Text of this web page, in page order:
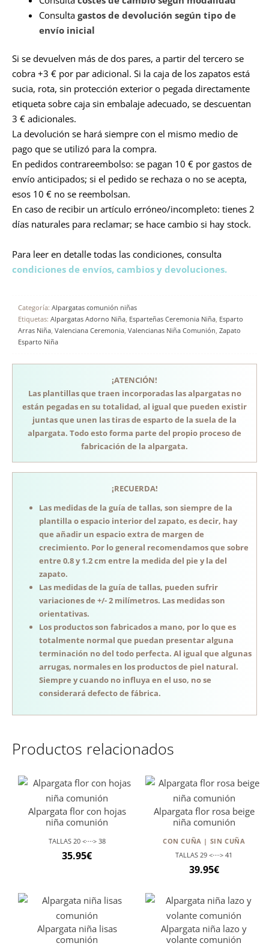
Consulta gastos de devolución según tipo de
envío inicial
Si se devuelven más de dos pares, a partir del tercero se
cobra +3 € por par adicional. Si la caja de los zapatos está
sucia, rota, sin protección exterior o pegada directamente
etiqueta sobre caja sin embalaje adecuado, se descuentan
3 € adicionales.
La devolución se hará siempre con el mismo medio de
pago que se utilizó para la compra.
En pedidos contrareembolso: se pagan 10 € por gastos de
envío anticipados; si el pedido se rechaza o no se acepta,
esos 10 € no se reembolsan.
En caso de recibir un artículo erróneo/incompleto: tienes 2
días naturales para reclamar; se hace cambio si hay stock.
Para leer en detalle todas las condiciones, consulta
condiciones de envíos, cambios y devoluciones.
Categoría: Alpargatas comunión niñas
Etiquetas: Alpargatas Adorno Niña, Esparteñas Ceremonia Niña, Esparto
Arras Niña, Valenciana Ceremonia, Valencianas Niña Comunión, Zapato
Esparto Niña
¡ATENCIÓN!
Las plantillas que traen incorporadas las alpargatas no
están pegadas en su totalidad, al igual que pueden existir
juntas que unen las tiras de esparto de la suela de la
alpargata. Todo esto forma parte del propio proceso de
fabricación de la alpargata.
¡RECUERDA!
Las medidas de la guía de tallas, son siempre de la
plantilla o espacio interior del zapato, es decir, hay
que añadir un espacio extra de margen de
crecimiento. Por lo general recomendamos que sobre
entre 0.8 y 1.2 cm entre la medida del pie y la del
zapato.
Las medidas de la guía de tallas, pueden sufrir
variaciones de +/- 2 milímetros. Las medidas son
orientativas.
Los productos son fabricados a mano, por lo que es
totalmente normal que puedan presentar alguna
terminación no del todo perfecta. Al igual que algunas
arrugas, normales en los productos de piel natural.
Siempre y cuando no influya en el uso, no se
considerará defecto de fábrica.
Productos relacionados
Alpargata flor con hojas
niña comunión
TALLAS 20 <····> 38
35.95€
Alpargata flor rosa beige
niña comunión
CON CUÑA | SIN CUÑA
TALLAS 29 <····> 41
39.95€
Alpargata niña lisas
comunión
Alpargata niña lazo y
volante comunión